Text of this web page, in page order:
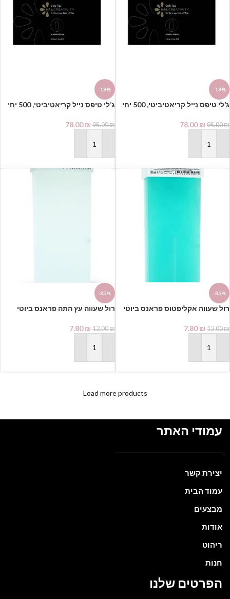
-18%
95.00₪
78.00₪
הוספה לסל
-18%
ג’לי טיפס נייל קריאטיביטי, 500 יחי
95.00₪
78.00₪
הוספה לסל
-35%
12.00₪
7.80₪
הוספה לסל
-35%
12.00₪
7.80₪
הוספה לסל
Load more products
עמודי האתר
יצירת קשר
עמוד הבית
מבצעים
אודות
ריהוט
חנות
הפרטים שלנו